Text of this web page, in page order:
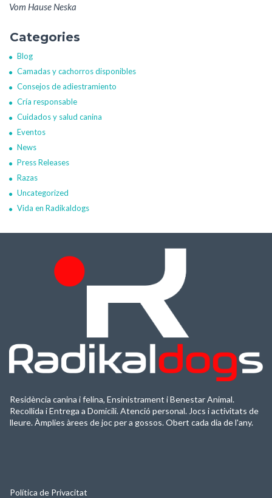
Vom Hause Neska
Categories
Blog
Camadas y cachorros disponibles
Consejos de adiestramiento
Cría responsable
Cuidados y salud canina
Eventos
News
Press Releases
Razas
Uncategorized
Vida en Radikaldogs
Residència canina i felina, Ensinistrament i Benestar Animal.
Recollida i Entrega a Domicili. Atenció personal. Jocs i activitats de
lleure. Àmplies àrees de joc per a gossos. Obert cada dia de l'any.
Política de Privacitat